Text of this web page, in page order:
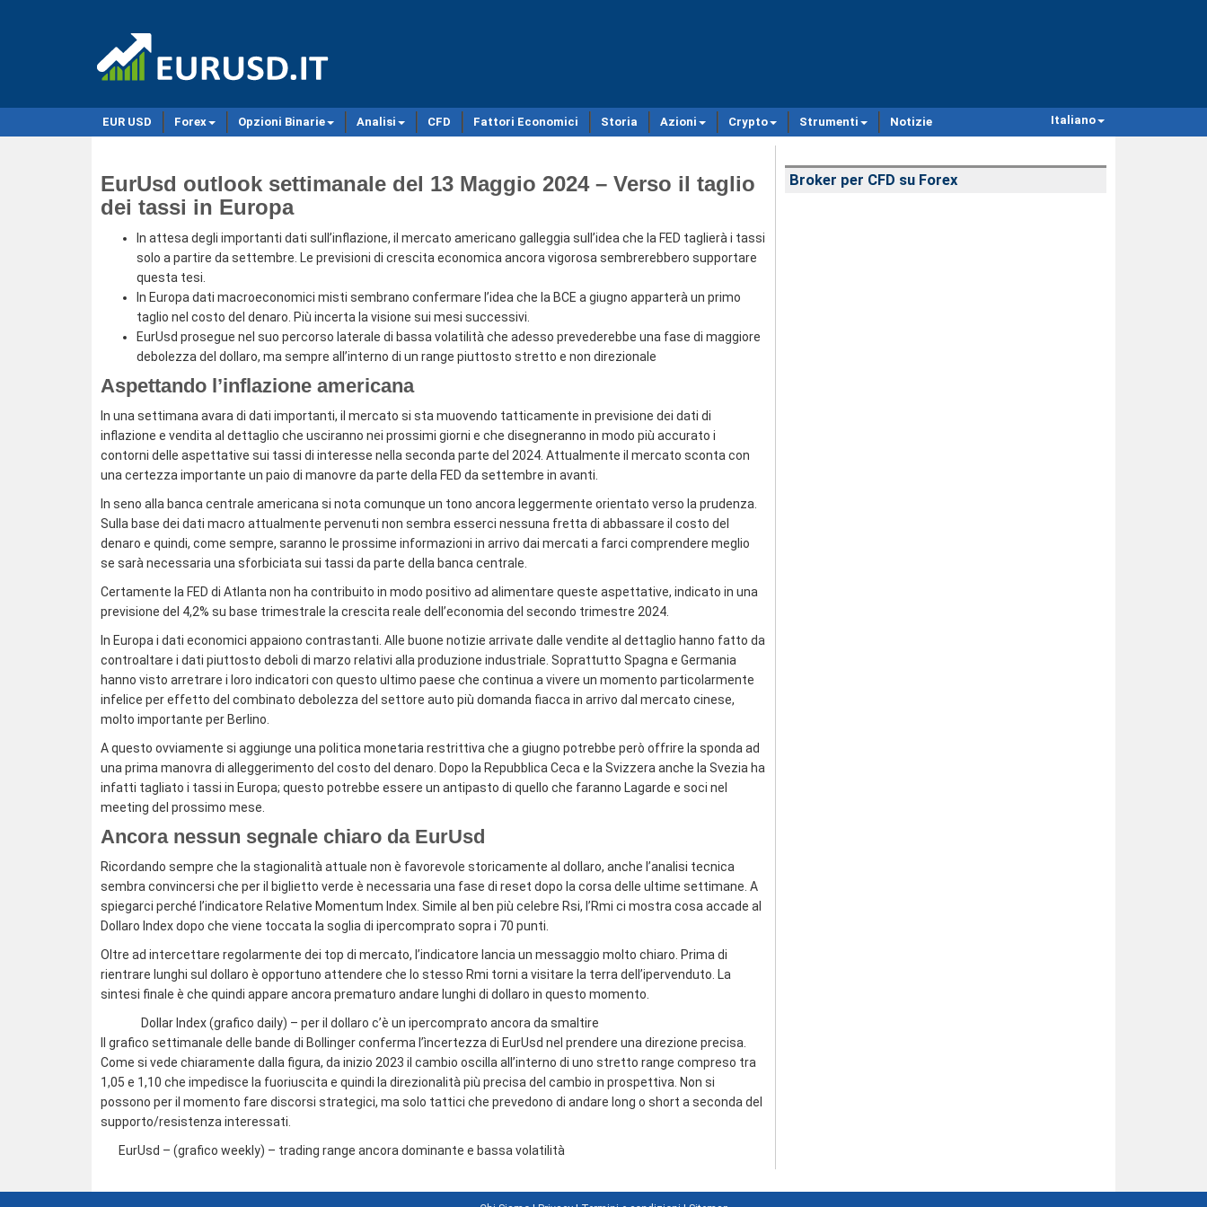
EUR USD Forex Opzioni Binarie Analisi CFD Fattori Economici Storia Azioni Crypto Strumenti Notizie Italiano
EurUsd outlook settimanale del 13 Maggio 2024 – Verso il taglio
dei tassi in Europa
In attesa degli importanti dati sull’inflazione, il mercato americano galleggia sull’idea che la FED taglierà i tassi
solo a partire da settembre. Le previsioni di crescita economica ancora vigorosa sembrerebbero supportare
questa tesi.
In Europa dati macroeconomici misti sembrano confermare l’idea che la BCE a giugno apparterà un primo
taglio nel costo del denaro. Più incerta la visione sui mesi successivi.
EurUsd prosegue nel suo percorso laterale di bassa volatilità che adesso prevederebbe una fase di maggiore
debolezza del dollaro, ma sempre all’interno di un range piuttosto stretto e non direzionale
Aspettando l’inflazione americana
In una settimana avara di dati importanti, il mercato si sta muovendo tatticamente in previsione dei dati di
inflazione e vendita al dettaglio che usciranno nei prossimi giorni e che disegneranno in modo più accurato i
contorni delle aspettative sui tassi di interesse nella seconda parte del 2024. Attualmente il mercato sconta con
una certezza importante un paio di manovre da parte della FED da settembre in avanti.
In seno alla banca centrale americana si nota comunque un tono ancora leggermente orientato verso la prudenza.
Sulla base dei dati macro attualmente pervenuti non sembra esserci nessuna fretta di abbassare il costo del
denaro e quindi, come sempre, saranno le prossime informazioni in arrivo dai mercati a farci comprendere meglio
se sarà necessaria una sforbiciata sui tassi da parte della banca centrale.
Certamente la FED di Atlanta non ha contribuito in modo positivo ad alimentare queste aspettative, indicato in una
previsione del 4,2% su base trimestrale la crescita reale dell’economia del secondo trimestre 2024.
In Europa i dati economici appaiono contrastanti. Alle buone notizie arrivate dalle vendite al dettaglio hanno fatto da
controaltare i dati piuttosto deboli di marzo relativi alla produzione industriale. Soprattutto Spagna e Germania
hanno visto arretrare i loro indicatori con questo ultimo paese che continua a vivere un momento particolarmente
infelice per effetto del combinato debolezza del settore auto più domanda fiacca in arrivo dal mercato cinese,
molto importante per Berlino.
A questo ovviamente si aggiunge una politica monetaria restrittiva che a giugno potrebbe però offrire la sponda ad
una prima manovra di alleggerimento del costo del denaro. Dopo la Repubblica Ceca e la Svizzera anche la Svezia ha
infatti tagliato i tassi in Europa; questo potrebbe essere un antipasto di quello che faranno Lagarde e soci nel
meeting del prossimo mese.
Ancora nessun segnale chiaro da EurUsd
Ricordando sempre che la stagionalità attuale non è favorevole storicamente al dollaro, anche l’analisi tecnica
sembra convincersi che per il biglietto verde è necessaria una fase di reset dopo la corsa delle ultime settimane. A
spiegarci perché l’indicatore Relative Momentum Index. Simile al ben più celebre Rsi, l’Rmi ci mostra cosa accade al
Dollaro Index dopo che viene toccata la soglia di ipercomprato sopra i 70 punti.
Oltre ad intercettare regolarmente dei top di mercato, l’indicatore lancia un messaggio molto chiaro. Prima di
rientrare lunghi sul dollaro è opportuno attendere che lo stesso Rmi torni a visitare la terra dell’ipervenduto. La
sintesi finale è che quindi appare ancora prematuro andare lunghi di dollaro in questo momento.
Dollar Index (grafico daily) – per il dollaro c’è un ipercomprato ancora da smaltire
Il grafico settimanale delle bande di Bollinger conferma l’ìncertezza di EurUsd nel prendere una direzione precisa.
Come si vede chiaramente dalla figura, da inizio 2023 il cambio oscilla all’interno di uno stretto range compreso tra
1,05 e 1,10 che impedisce la fuoriuscita e quindi la direzionalità più precisa del cambio in prospettiva. Non si
possono per il momento fare discorsi strategici, ma solo tattici che prevedono di andare long o short a seconda del
supporto/resistenza interessati.
EurUsd – (grafico weekly) – trading range ancora dominante e bassa volatilità
Broker per CFD su Forex